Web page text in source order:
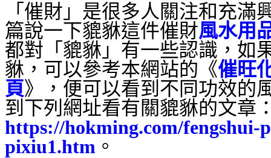
「催財」是很多人關注和充滿
篇說一下貔貅這件催財風水用
都對「貔貅」有一些認識，如
貅，可以參考本網站的《催旺
頁》，便可以看到不同功效的
到下列網址看有關貔貅的文章
https://hokming.com/fengshui-
pixiu1.htm 。